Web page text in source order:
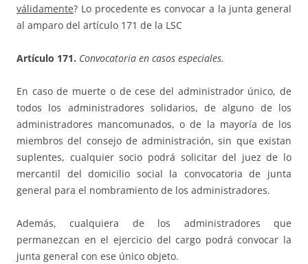
válidamente? Lo procedente es convocar a la junta general
al amparo del artículo 171 de la LSC
Artículo 171. Convocatoria en casos especiales.
En caso de muerte o de cese del administrador único, de
todos los administradores solidarios, de alguno de los
administradores mancomunados, o de la mayoría de los
miembros del consejo de administración, sin que existan
suplentes, cualquier socio podrá solicitar del juez de lo
mercantil del domicilio social la convocatoria de junta
general para el nombramiento de los administradores.
Además, cualquiera de los administradores que
permanezcan en el ejercicio del cargo podrá convocar la
junta general con ese único objeto.